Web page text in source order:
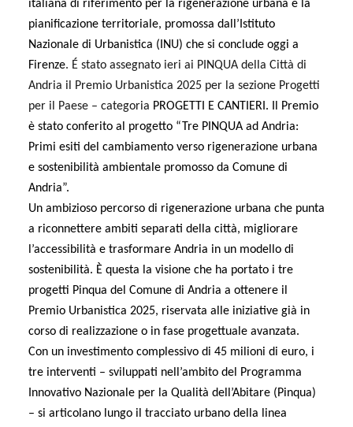
italiana di riferimento per la rigenerazione urbana e la
pianificazione territoriale, promossa dall’Istituto
Nazionale di Urbanistica (INU) che si conclude oggi a
Firenze. É stato assegnato ieri ai PINQUA della Città di
Andria il Premio Urbanistica 2025 per la sezione Progetti
per il Paese – categoria PROGETTI E CANTIERI. Il Premio
è stato conferito al progetto “Tre PINQUA ad Andria:
Primi esiti del cambiamento verso rigenerazione urbana
e sostenibilità ambientale promosso da Comune di
Andria”.
Un ambizioso percorso di rigenerazione urbana che punta
a riconnettere ambiti separati della città, migliorare
l’accessibilità e trasformare Andria in un modello di
sostenibilità. È questa la visione che ha portato i tre
progetti Pinqua del Comune di Andria a ottenere il
Premio Urbanistica 2025, riservata alle iniziative già in
corso di realizzazione o in fase progettuale avanzata.
Con un investimento complessivo di 45 milioni di euro, i
tre interventi – sviluppati nell’ambito del Programma
Innovativo Nazionale per la Qualità dell’Abitare (Pinqua)
– si articolano lungo il tracciato urbano della linea